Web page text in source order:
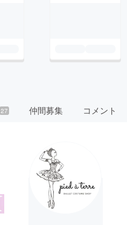
27 仲間募集 コメント